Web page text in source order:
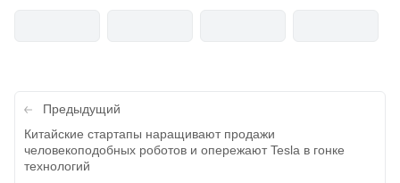
Навигация
по
записям
Предыдущий
Китайские стартапы наращивают продажи
человекоподобных роботов и опережают Tesla в гонке
технологий